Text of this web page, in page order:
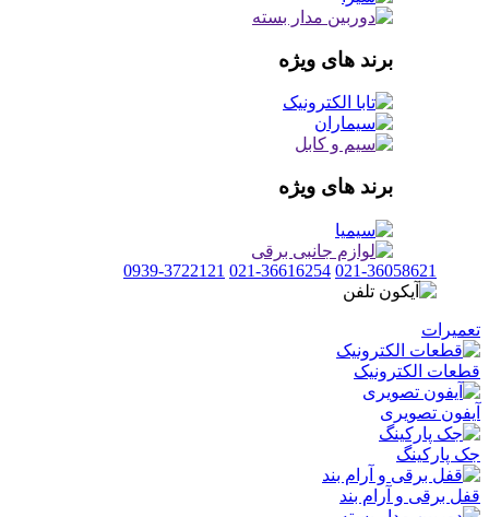
برند های ویژه
برند های ویژه
021-36058621
021-36616254
0939-3722121
تعمیرات
قطعات الکترونیک
آیفون تصویری
جک پارکینگ
قفل برقی و آرام بند